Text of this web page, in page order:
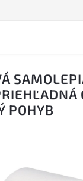
POHYB